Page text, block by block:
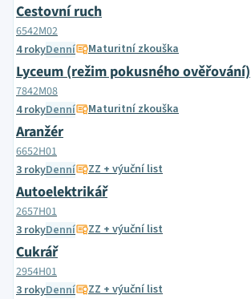
Cestovní ruch
6542M02
4 rokyDenní Maturitní zkouška
Lyceum (režim pokusného ověřování)
7842M08
4 rokyDenní Maturitní zkouška
Aranžér
6652H01
3 rokyDenní ZZ + výuční list
Autoelektrikář
2657H01
3 rokyDenní ZZ + výuční list
Cukrář
2954H01
3 rokyDenní ZZ + výuční list